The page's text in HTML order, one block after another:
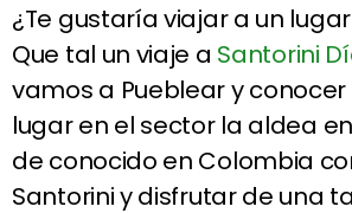
¿Te gustaría viajar a un
Que tal un viaje a Santorini
vamos a Pueblear y
lugar en el sector la aldea
de conocido en Colombia
Santorini y disfrutar de una